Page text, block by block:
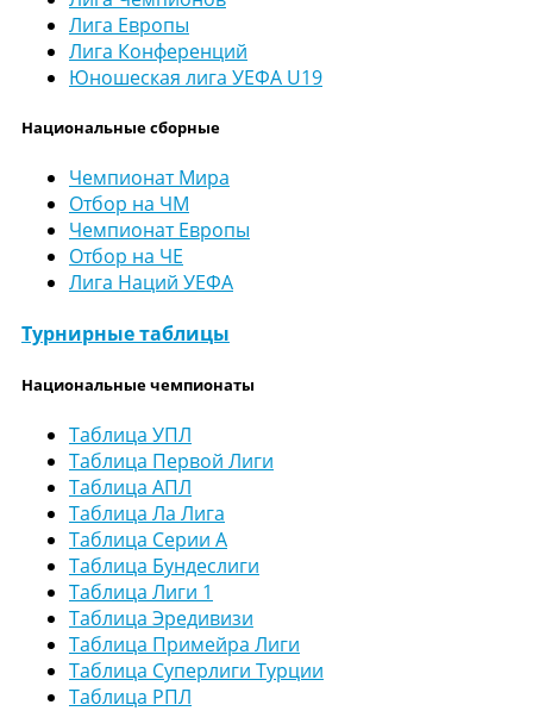
Лига Европы
Лига Конференций
Юношеская лига УЕФА U19
Национальные сборные
Чемпионат Мира
Отбор на ЧМ
Чемпионат Европы
Отбор на ЧЕ
Лига Наций УЕФА
Турнирные таблицы
Национальные чемпионаты
Таблица УПЛ
Таблица Первой Лиги
Таблица АПЛ
Таблица Ла Лига
Таблица Серии А
Таблица Бундеслиги
Таблица Лиги 1
Таблица Эредивизи
Таблица Примейра Лиги
Таблица Суперлиги Турции
Таблица РПЛ